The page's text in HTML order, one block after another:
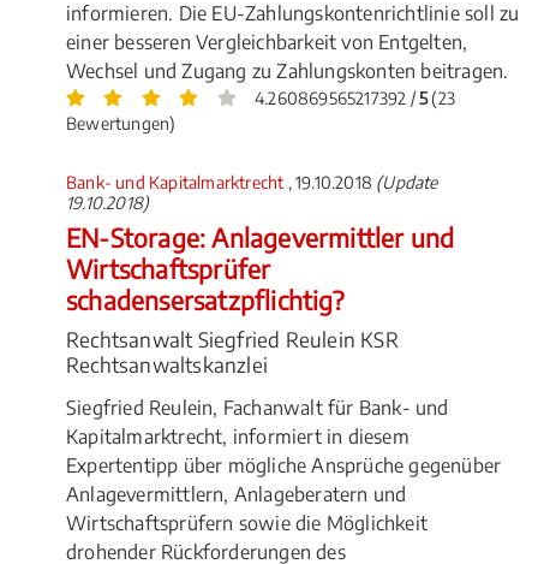
informieren. Die EU-Zahlungskontenrichtlinie soll zu
einer besseren Vergleichbarkeit von Entgelten,
Wechsel und Zugang zu Zahlungskonten beitragen.
4.260869565217392 /5(23
Bewertungen)
Bank- und Kapitalmarktrecht , 19.10.2018 (Update
19.10.2018)
EN-Storage: Anlagevermittler und
Wirtschaftsprüfer
schadensersatzpflichtig?
Rechtsanwalt Siegfried Reulein KSR
Rechtsanwaltskanzlei
Siegfried Reulein, Fachanwalt für Bank- und
Kapitalmarktrecht, informiert in diesem
Expertentipp über mögliche Ansprüche gegenüber
Anlagevermittlern, Anlageberatern und
Wirtschaftsprüfern sowie die Möglichkeit
drohender Rückforderungen des